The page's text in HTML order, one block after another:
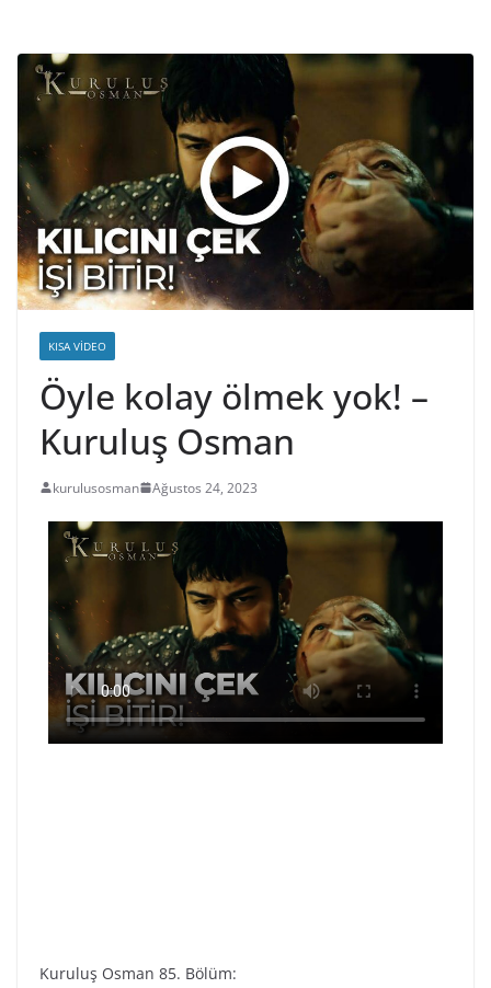
KISA VIDEO
Öyle kolay ölmek yok! –
Kuruluş Osman
kurulusosman Ağustos 24, 2023
Kuruluş Osman 85. Bölüm: